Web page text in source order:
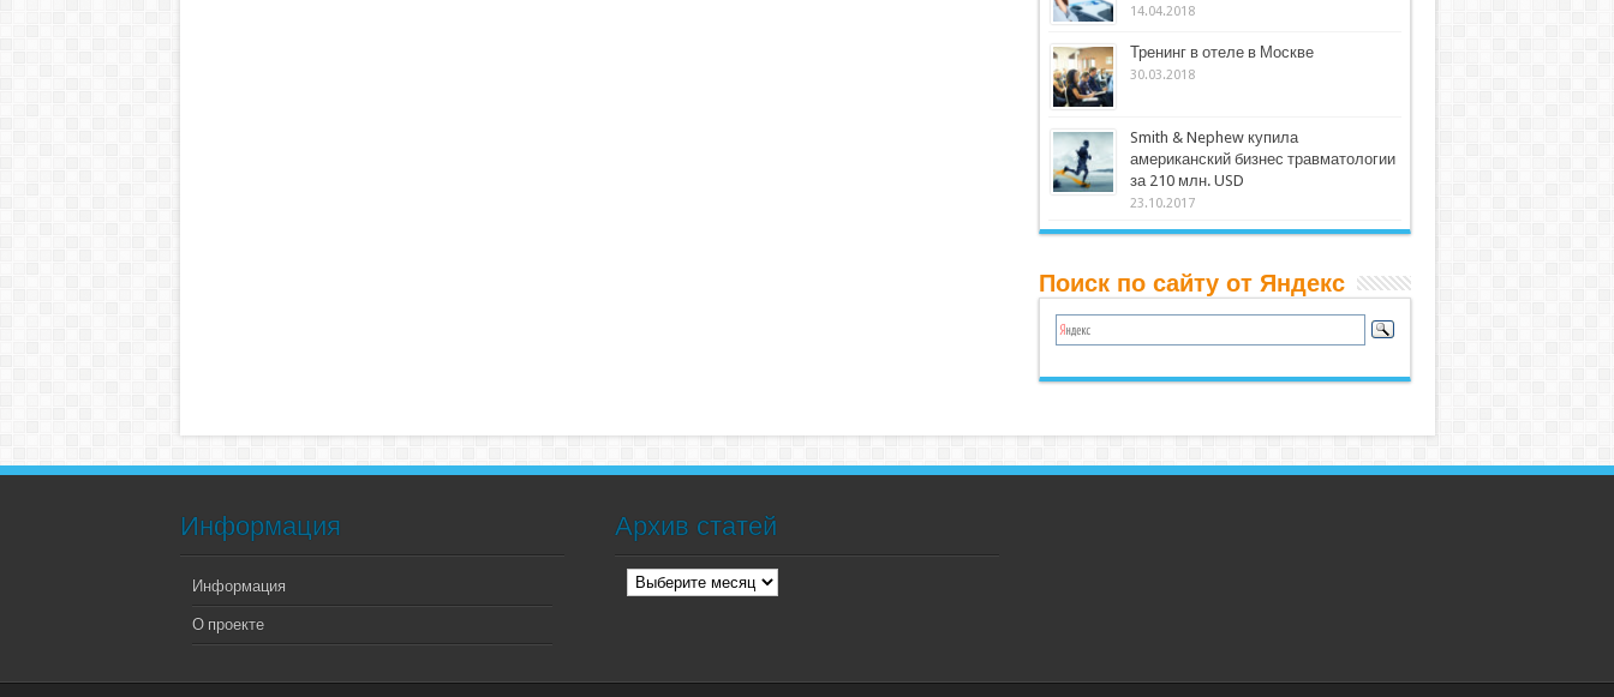
14.04.2018
Тренинг в отеле в Москве
30.03.2018
Smith & Nephew купила
американский бизнес травматологии
за 210 млн. USD
23.10.2017
Поиск по сайту от Яндекс
Информация
Информация
О проекте
Архив статей
Архив
статей